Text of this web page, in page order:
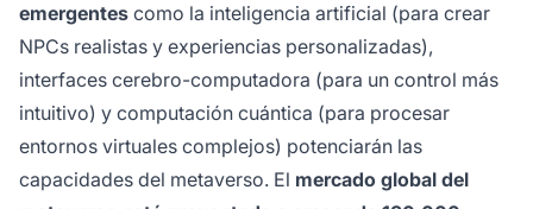
emergentes como la inteligencia artificial (para crear
NPCs realistas y experiencias personalizadas),
interfaces cerebro-computadora (para un control más
intuitivo) y computación cuántica (para procesar
entornos virtuales complejos) potenciarán las
capacidades del metaverso. El mercado global del